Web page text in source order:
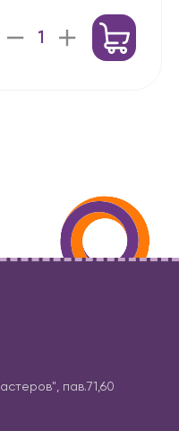
пав.71,60